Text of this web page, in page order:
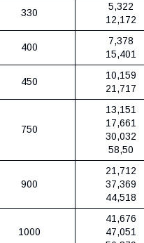
330
5,322
12,172
400
7,378
15,401
450
10,159
21,717
750
13,151
17,661
30,032
58,50
900
21,712
37,369
44,518
1000
41,676
47,051